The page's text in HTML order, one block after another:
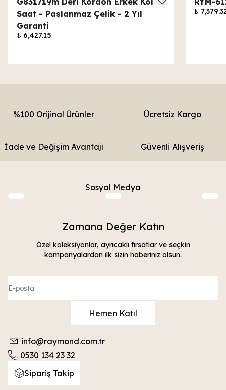
Saat - Paslanmaz Çelik - 2 Yıl
Garanti
₺ 6,427.15
₺
%100 Orijinal Ürünler Ücretsiz Kargo
İade ve Değişim Avantajı Güvenli Alışveriş
Sosyal Medya
Zamana Değer Katın
Özel koleksiyonlar, ayrıcaklı fırsatlar ve seçkin
kampanyalardan ilk sizin haberiniz olsun.
Hemen Katıl
info@raymond.com.tr
0530 134 23 32
Sipariş Takip